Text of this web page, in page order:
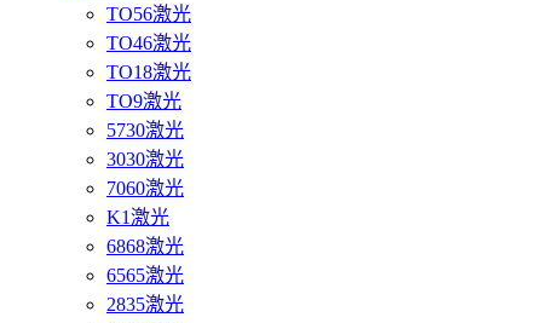
TO56激光
TO46激光
TO18激光
TO9激光
5730激光
3030激光
7060激光
K1激光
6868激光
6565激光
2835激光